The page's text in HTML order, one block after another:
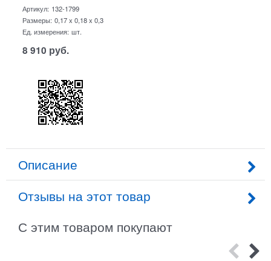
Артикул: 132-1799
Размеры: 0,17 x 0,18 x 0,3
Ед. измерения: шт.
8 910 руб.
Описание
Отзывы на этот товар
С этим товаром покупают